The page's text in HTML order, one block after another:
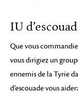
IU
Que vous
vous dirigiez un
ennemis de la Tyrie
d’escouade vous